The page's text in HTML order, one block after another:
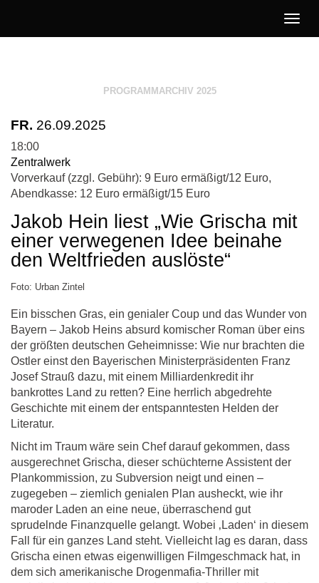
PROGRAMMARCHIV 2025
FR. 26.09.2025
18:00
Zentralwerk
Vorverkauf (zzgl. Gebühr): 9 Euro ermäßigt/12 Euro,
Abendkasse: 12 Euro ermäßigt/15 Euro
Jakob Hein liest „Wie Grischa mit
einer verwegenen Idee beinahe
den Weltfrieden auslöste“
Foto: Urban Zintel
Ein bisschen Gras, ein genialer Coup und das Wunder von
Bayern – Jakob Heins absurd komischer Roman über eins
der größten deutschen Geheimnisse: Wie nur brachten die
Ostler einst den Bayerischen Ministerpräsidenten Franz
Josef Strauß dazu, mit einem Milliardenkredit ihr
bankrottes Land zu retten? Eine herrlich abgedrehte
Geschichte mit einem der entspanntesten Helden der
Literatur.
Nicht im Traum wäre sein Chef darauf gekommen, dass
ausgerechnet Grischa, dieser schüchterne Assistent der
Plankommission, zu Subversion neigt und einen –
zugegeben – ziemlich genialen Plan ausheckt, wie ihr
maroder Laden an eine neue, überraschend gut
sprudelnde Finanzquelle gelangt. Wobei ‚Laden‘ in diesem
Fall für ein ganzes Land steht. Vielleicht lag es daran, dass
Grischa einen etwas eigenwilligen Filmgeschmack hat, in
dem sich amerikanische Drogenmafia-Thriller mit